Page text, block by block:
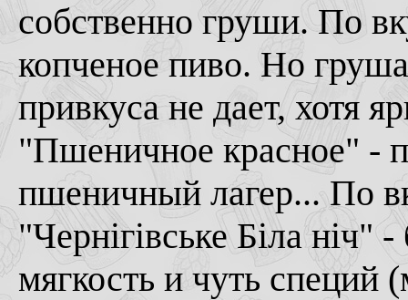
собственно груши. По
копченое пиво. Но
привкуса не дает, хотя
"Пшеничное красное" -
пшеничный лагер... По
"Чернiгiвське Бiла нiч" -
мягкость и чуть